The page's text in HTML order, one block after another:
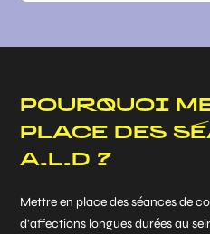
POURQUOI
PLACE DES
A.L.D ?
Mettre en place des séances de
d’affections longues durées au